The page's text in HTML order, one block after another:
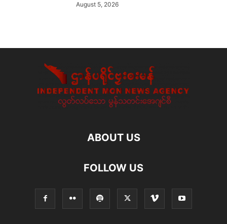
August 5, 2026
ABOUT US
FOLLOW US